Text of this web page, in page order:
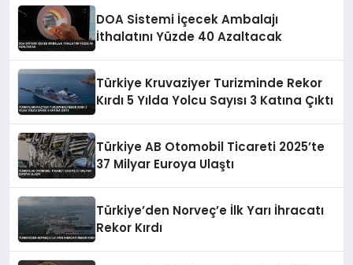
DOA Sistemi İçecek Ambalajı
İthalatını Yüzde 40 Azaltacak
Türkiye Kruvaziyer Turizminde Rekor
Kırdı 5 Yılda Yolcu Sayısı 3 Katına Çıktı
Türkiye AB Otomobil Ticareti 2025’te
37 Milyar Euroya Ulaştı
Türkiye’den Norveç’e İlk Yarı İhracatı
Rekor Kırdı